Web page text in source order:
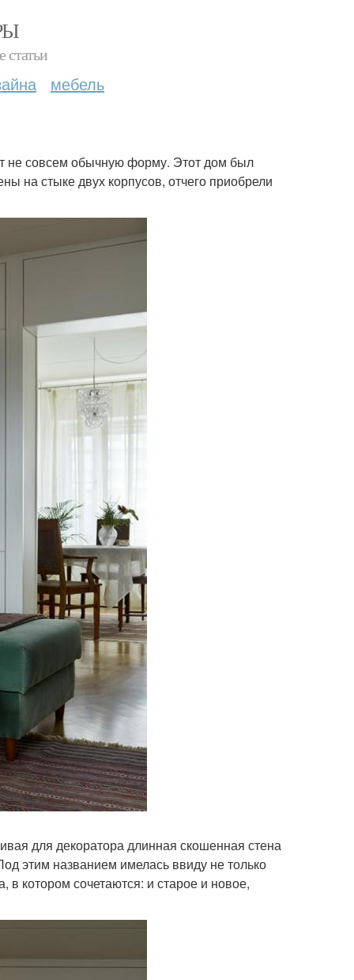
статьи
мебель
не совсем обычную форму. Этот дом был
на стыке двух корпусов, отчего приобрели
для декоратора длинная скошенная стена
этим названием имелась ввиду не только
в котором сочетаются: и старое и новое,